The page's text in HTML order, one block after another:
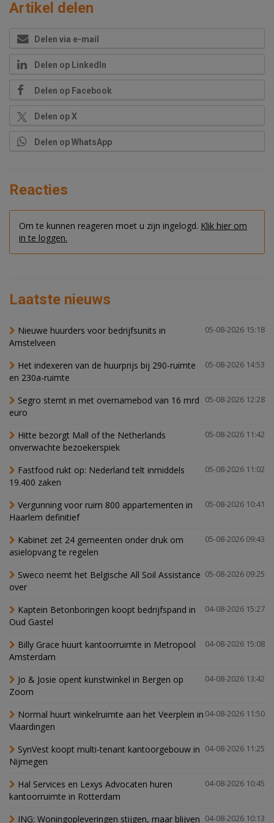
Artikel delen
Delen via e-mail
Delen op LinkedIn
Delen op Facebook
Delen op X
Delen op WhatsApp
Reacties
Om te kunnen reageren moet u zijn ingelogd. Klik hier om
in te loggen.
Laatste nieuws
05-08-2026 15:18
Nieuwe huurders voor bedrijfsunits in
Amstelveen
05-08-2026 14:53
Het indexeren van de huurprijs bij 290-ruimte
en 230a-ruimte
05-08-2026 12:28
Segro stemt in met overnamebod van 16 mrd
euro
05-08-2026 11:42
Hitte bezorgt Mall of the Netherlands
onverwachte bezoekerspiek
05-08-2026 11:02
Fastfood rukt op: Nederland telt inmiddels
19.400 zaken
05-08-2026 10:41
Vergunning voor ruim 800 appartementen in
Haarlem definitief
05-08-2026 09:43
Kabinet zet 24 gemeenten onder druk om
asielopvang te regelen
05-08-2026 09:25
Sweco neemt het Belgische All Soil Assistance
over
04-08-2026 15:27
Kaptein Betonboringen koopt bedrijfspand in
Oud Gastel
04-08-2026 15:08
Billy Grace huurt kantoorruimte in Metropool
Amsterdam
04-08-2026 13:42
Jo & Josie opent kunstwinkel in Bergen op
Zoom
04-08-2026 11:50
Normal huurt winkelruimte aan het Veerplein in
Vlaardingen
04-08-2026 11:25
SynVest koopt multi-tenant kantoorgebouw in
Nijmegen
04-08-2026 10:45
Hal Services en Lexys Advocaten huren
kantoorruimte in Rotterdam
04-08-2026 10:13
ING: Woningopleveringen stijgen, maar blijven